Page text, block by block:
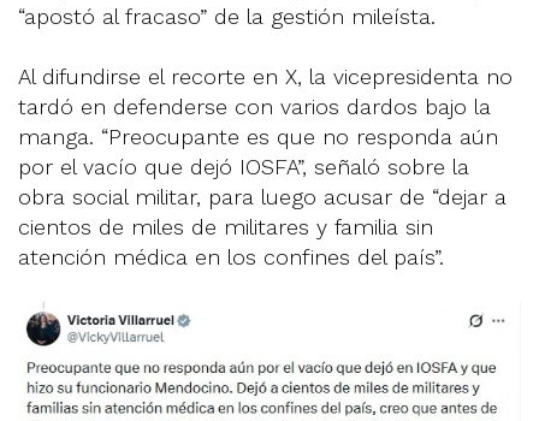
“apostó al fracaso” de la gestión mileísta.
Al difundirse el recorte en X, la vicepresidenta no
tardó en defenderse con varios dardos bajo la
manga. “Preocupante es que no responda aún
por el vacío que dejó IOSFA”, señaló sobre la
obra social militar, para luego acusar de “dejar a
cientos de miles de militares y familia sin
atención médica en los confines del país”.